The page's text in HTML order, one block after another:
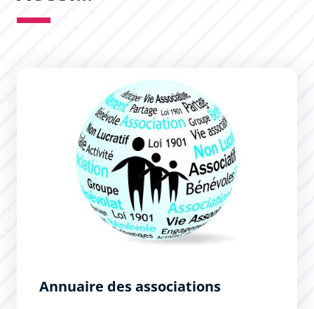
Annuaire des associations